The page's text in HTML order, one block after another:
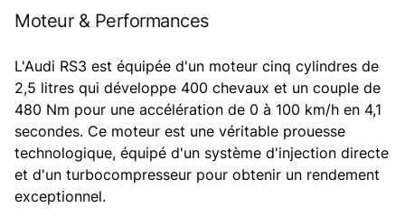
Moteur & Performances
L'Audi RS3 est équipée d'un moteur cinq cylindres de
2,5 litres qui développe 400 chevaux et un couple de
480 Nm pour une accélération de 0 à 100 km/h en 4,1
secondes. Ce moteur est une véritable prouesse
technologique, équipé d'un système d'injection directe
et d'un turbocompresseur pour obtenir un rendement
exceptionnel.